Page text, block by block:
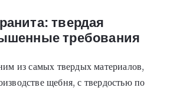
твердая
требования
из самых твердых материалов,
щебня, с твердостью по